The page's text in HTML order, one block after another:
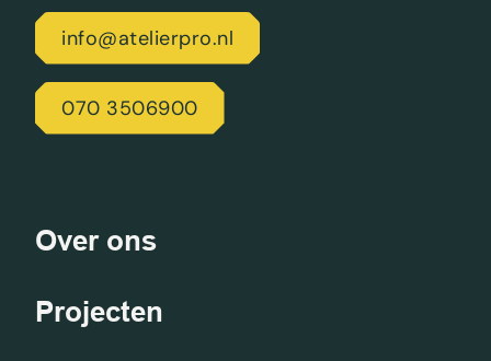
info@atelierpro.nl
070 3506900
Over ons
Projecten